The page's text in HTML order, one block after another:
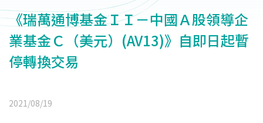
《瑞萬通博基金ＩＩ－中國Ａ股領導企
業基金Ｃ（美元）(AV13)》自即日起暫
停轉換交易
2021/08/19